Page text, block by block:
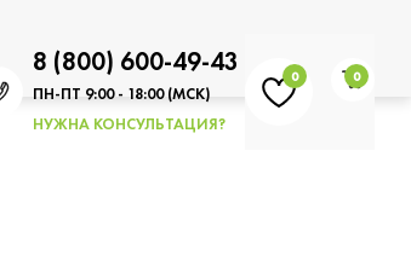
8 (800) 600-49-43
ПН-ПТ 9:00 - 18:00 (МСК)
НУЖНА КОНСУЛЬТАЦИЯ?
0 0